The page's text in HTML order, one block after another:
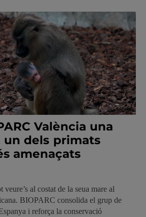
València una
un dels primats
amenaçats
al costat de la seua mare al
BIOPARC consolida el grup de
i reforça la conservació